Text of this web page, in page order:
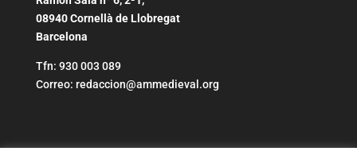
08940 Cornellà de Llobregat
Barcelona
Tfn: 930 003 089
Correo: redaccion@ammedieval.org